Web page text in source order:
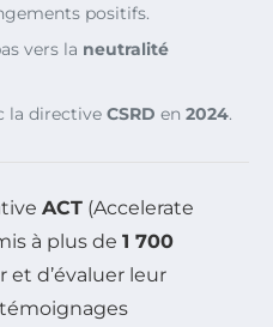
positifs.
vers la neutralité
la directive CSRD en 2024.
ACT (Accelerate
à plus de 1 700
et d’évaluer leur